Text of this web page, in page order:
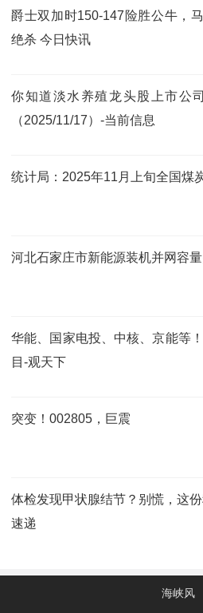
爵士双加时150-147险胜公牛，
绝杀 今日快讯
你知道淡水养殖龙头股上市公
（2025/11/17）-当前信息
统计局：2025年11月上旬全国煤
河北石家庄市新能源装机并网容
华能、国家电投、中核、京能等
目-观天下
突变！002805，巨震
体检发现甲状腺结节？别慌，这
速递
海峡风